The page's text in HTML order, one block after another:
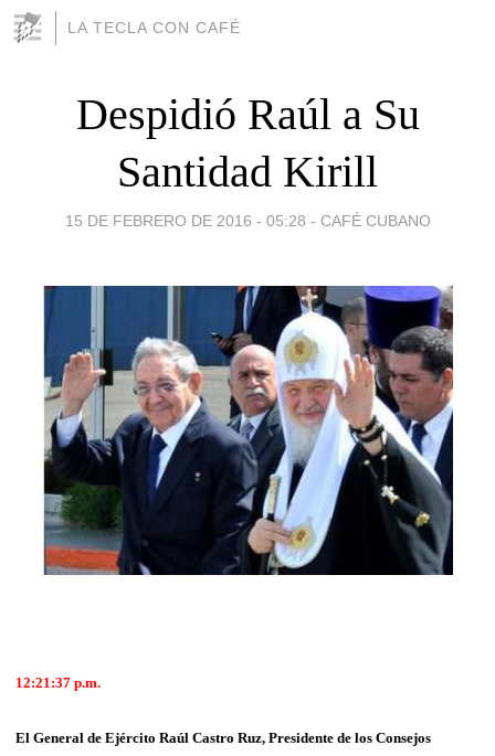
LA TECLA CON CAFÉ
Despidió Raúl a Su
Santidad Kirill
15 DE FEBRERO DE 2016 - 05:28 - CAFÉ CUBANO
12:21:37 p.m.
El General de Ejército Raúl Castro Ruz, Presidente de los Consejos